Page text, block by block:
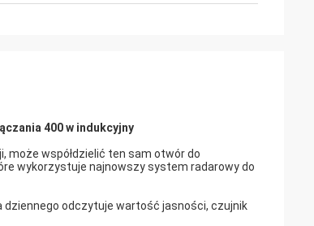
400 w indukcyjny
może współdzielić ten sam otwór do
wykorzystuje najnowszy system radarowy do
dziennego odczytuje wartość jasności, czujnik